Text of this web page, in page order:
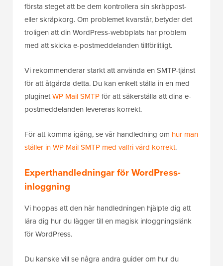
första steget att be dem kontrollera sin skräppost-
eller skräpkorg. Om problemet kvarstår, betyder det
troligen att din WordPress-webbplats har problem
med att skicka e-postmeddelanden tillförlitligt.
Vi rekommenderar starkt att använda en SMTP-tjänst
för att åtgärda detta. Du kan enkelt ställa in en med
pluginetWP Mail SMTPför att säkerställa att dina e-
postmeddelanden levereras korrekt.
För att komma igång, se vår handledning om hur man
ställer in WP Mail SMTP med valfri värd korrekt.
Experthandledningar för WordPress-
inloggning
Vi hoppas att den här handledningen hjälpte dig att
lära dig hur du lägger till en magisk inloggningslänk
för WordPress.
Du kanske vill se några andra guider om hur du